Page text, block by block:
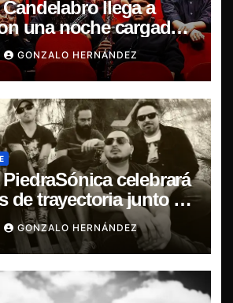
llega a
una noche cargada
GONZALO HERNÁNDEZ
PiedraSónica celebrará
de trayectoria junto a
en el Bar de René
GONZALO HERNÁNDEZ